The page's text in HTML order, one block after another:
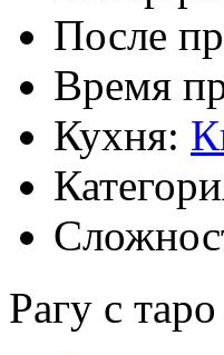
После
Время
Кухня:
Рагу с